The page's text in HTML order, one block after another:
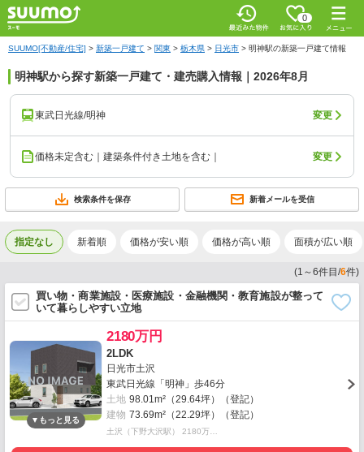
0
SUUMO[不動産/住宅] > 新築一戸建て > 関東 > 栃木県 > 日光市 > 明神駅の新築一戸建て情報
明神駅から探す新築一戸建て・建売購入情報｜2026年8月
東武日光線/明神 変更
価格未定含む｜建築条件付き土地を含む｜ 変更
検索条件を保存 新着メールを受信
指定なし 新着順 価格が安い順 価格が高い順 面積が広い順
(1 ～6件目/6件)
買い物・商業施設・医療施設・金融機関・教育施設が整って
いて暮らしやすい立地
2180万円
2LDK
日光市土沢
東武日光線「明神」歩46分
土地 98.01m²（29.64坪）（登記）
建物 73.69m²（22.29坪）（登記）
土沢（下野大沢駅） 2180万…